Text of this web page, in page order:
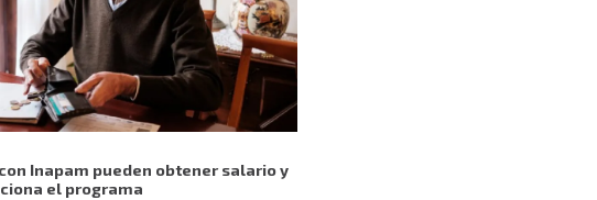
Inapam pueden obtener salario y
el programa